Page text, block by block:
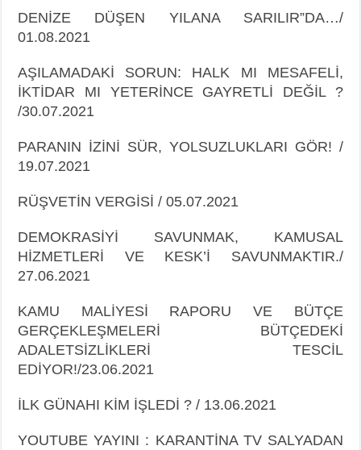
DENİZE DÜŞEN YILANA SARILIR”DA…/
01.08.2021
AŞILAMADAKİ SORUN: HALK MI MESAFELİ,
İKTİDAR MI YETERİNCE GAYRETLİ DEĞİL ?
/30.07.2021
PARANIN İZİNİ SÜR, YOLSUZLUKLARI GÖR! /
19.07.2021
RÜŞVETİN VERGİSİ / 05.07.2021
DEMOKRASİYİ SAVUNMAK, KAMUSAL
HİZMETLERİ VE KESK’İ SAVUNMAKTIR./
27.06.2021
KAMU MALİYESİ RAPORU VE BÜTÇE
GERÇEKLEŞMELERİ BÜTÇEDEKİ
ADALETSİZLİKLERİ TESCİL
EDİYOR!/23.06.2021
İLK GÜNAHI KİM İŞLEDİ ? / 13.06.2021
YOUTUBE YAYINI : KARANTİNA TV SALYADAN